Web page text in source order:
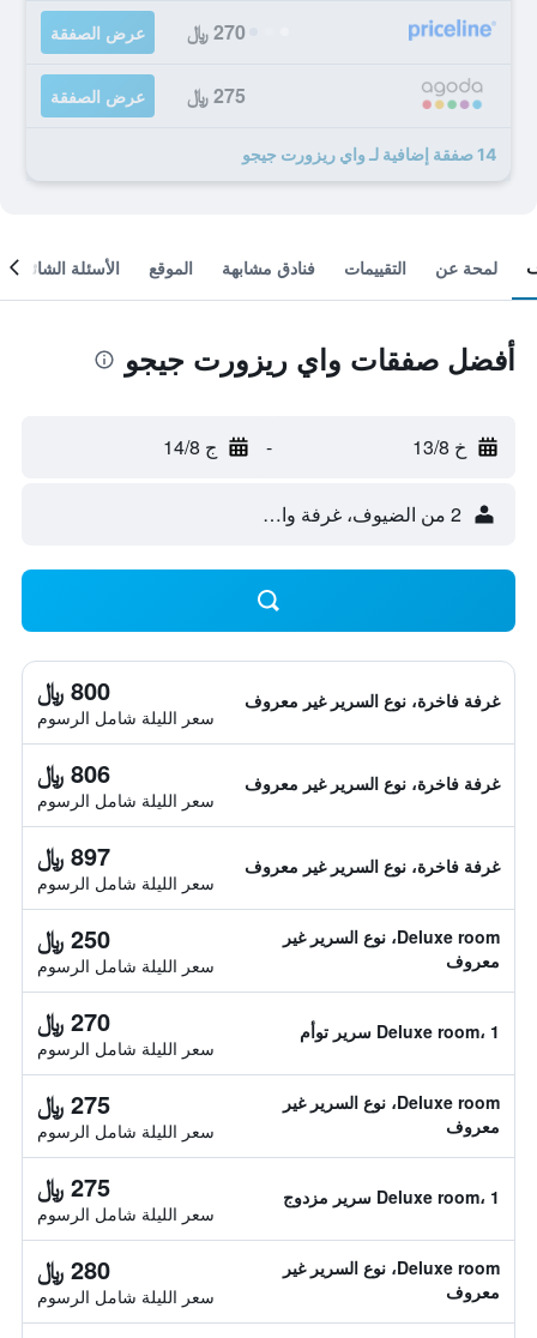
270 ﷼ عرض الصفقة
275 ﷼ عرض الصفقة
14 صفقة إضافية لـ واي ريزورت جيجو
لمحة عن التقييمات فنادق مشابهة الموقع الأسئلة الشائعة
أفضل صفقات واي ريزورت جيجو
خ 13/8 - ج 14/8
2 من الضيوف، غرفة واحدة
غرفة فاخرة، نوع السرير غير معروف 800 ﷼
سعر الليلة شامل الرسوم
غرفة فاخرة، نوع السرير غير معروف 806 ﷼
سعر الليلة شامل الرسوم
غرفة فاخرة، نوع السرير غير معروف 897 ﷼
سعر الليلة شامل الرسوم
Deluxe room، نوع السرير غير
معروف
250 ﷼
سعر الليلة شامل الرسوم
Deluxe room، 1 سرير توأم 270 ﷼
سعر الليلة شامل الرسوم
Deluxe room، نوع السرير غير
معروف
275 ﷼
سعر الليلة شامل الرسوم
Deluxe room، 1 سرير مزدوج 275 ﷼
سعر الليلة شامل الرسوم
Deluxe room، نوع السرير غير
معروف
280 ﷼
سعر الليلة شامل الرسوم